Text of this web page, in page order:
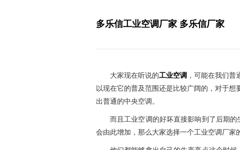
多乐信工业空调厂家 多乐信厂家
大家现在听说的工业空调 ，可能在我们普
以现在它的普及范围还是比较广阔的，对于
出普通的中央空调。
而且工业空调的好坏直接影响到了后期的
会由此增加，那么大家选择一个工业空调厂家